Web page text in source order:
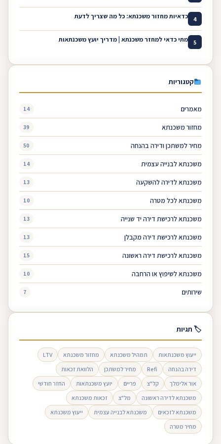
4 כדאיות מחזור משכנתא: כל מה שצריך לדעת
5 מתי כדאי למחזר משכנתא | מדריך יועץ משכנתאות
קטגוריות
מאמרים 14
מחזור משכנתא 39
מחיר למשתכן ודירה בהנחה 50
משכנתא לבנייה עצמית 14
משכנתא לדירה להשקעה 13
משכנתא לכל מטרה 10
משכנתא לרכישת דירה יד שנייה 13
משכנתא לרכישת דירה מקבלן 13
משכנתא לרכישת דירה ראשונה 15
משכנתא לשיפוץ או הרחבה 10
שירותים 7
🏷 תגיות
ייעוץ משכנתאות תמהיל משכנתא מחזור משכנתא
LTV
דירה בהנחה
Refi מחיר למשתכן
הלוואת זכאות
אור אלימלך
קל"צ פריים יועץ משכנתאות
החזר חודשי
משכנתא לדירה ראשונה
מל"צ
זכאות משכנתא
משכנתא לזכאים
משכנתא לבנייה עצמית
ייעוץ משכנתא
מחיר מטרה